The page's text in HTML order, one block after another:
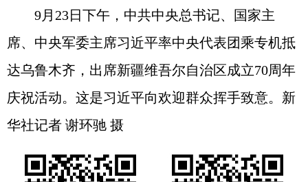
9月23日下午，中共中央总书记、国家主
席、中央军委主席习近平率中央代表团乘专机抵
达乌鲁木齐，出席新疆维吾尔自治区成立70周年
庆祝活动。这是习近平向欢迎群众挥手致意。新
华社记者 谢环驰 摄